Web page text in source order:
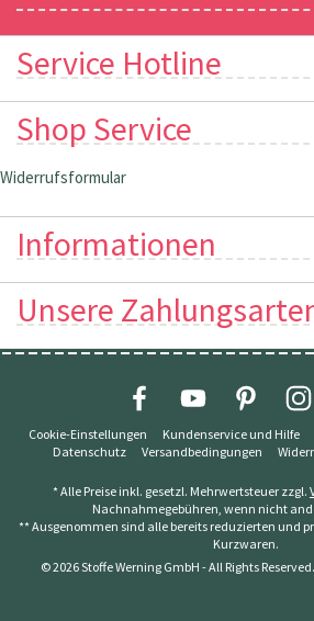
Service Hotline
Shop Service
Widerrufsformular
Informationen
Unsere
Cookie-Einstellungen Kundenservice und Hilfe
Datenschutz
Versandbedingungen
* Alle Preise inkl. gesetzl. Mehrwertsteuer zzgl.
Nachnahmegebühren, wenn nicht
** Ausgenommen sind alle bereits reduzierten und
Kurzwaren.
© 2026 Stoffe Werning GmbH - All Rights